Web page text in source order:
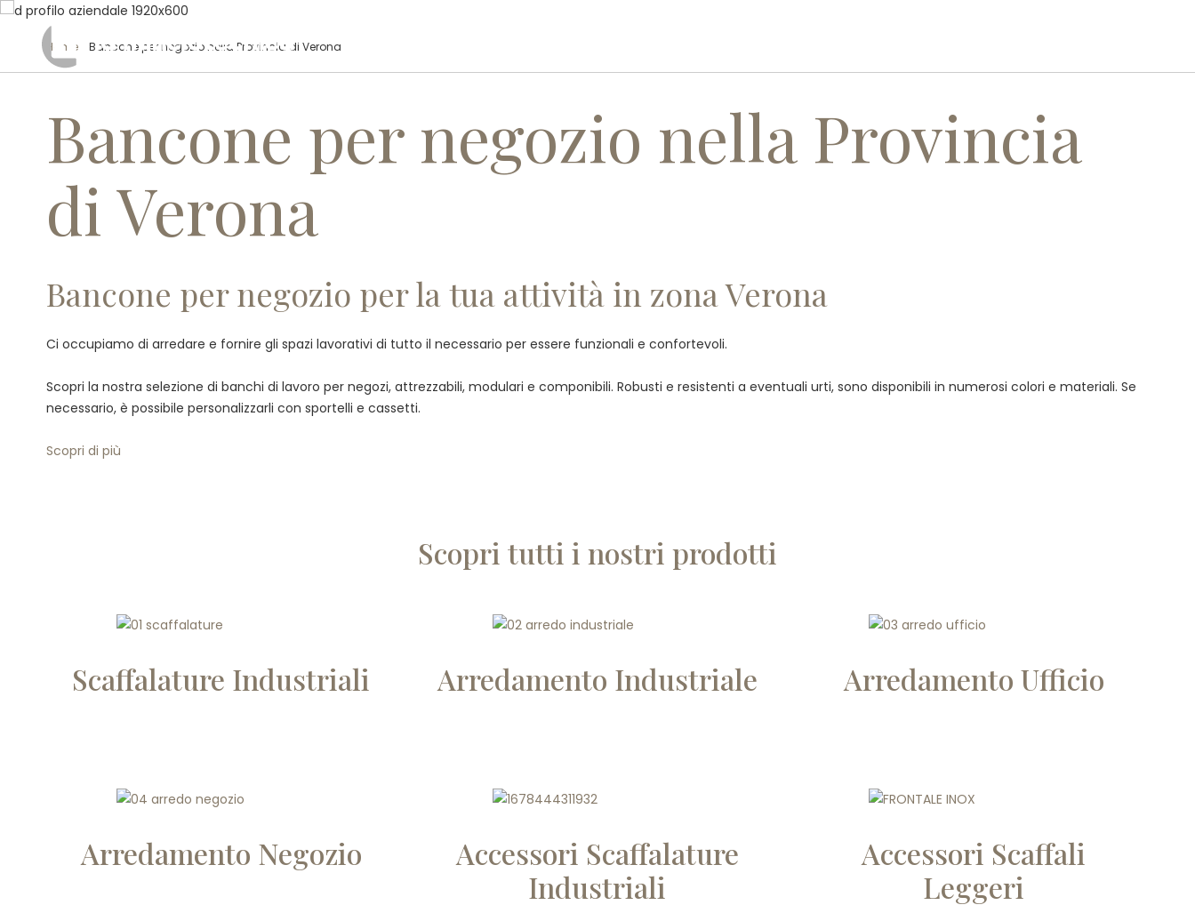
Home / Bancone per negozio nella Provincia di Verona
Bancone per negozio nella Provincia
di Verona
Bancone per negozio per la tua attività in zona Verona
Ci occupiamo di arredare e fornire gli spazi lavorativi di tutto il necessario per essere funzionali e confortevoli.
Scopri la nostra selezione di banchi di lavoro per negozi, attrezzabili, modulari e componibili. Robusti e resistenti a eventuali urti, sono disponibili in numerosi colori e materiali. Se
necessario, è possibile personalizzarli con sportelli e cassetti.
Scopri di più
Scopri tutti i nostri prodotti
Scaffalature Industriali Arredamento Industriale Arredamento Ufficio
Arredamento Negozio
Accessori Scaffalature
Industriali
Accessori Scaffali
Leggeri